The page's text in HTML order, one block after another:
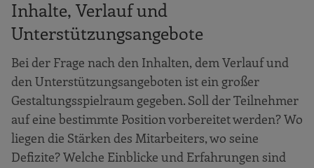
Inhalte, Verlauf und
Unterstützungsangebote
Bei der Frage nach den Inhalten, dem Verlauf und
den Unterstützungsangeboten ist ein großer
Gestaltungsspielraum gegeben. Soll der Teilnehmer
auf eine bestimmte Position vorbereitet werden? Wo
liegen die Stärken des Mitarbeiters, wo seine
Defizite? Welche Einblicke und Erfahrungen sind